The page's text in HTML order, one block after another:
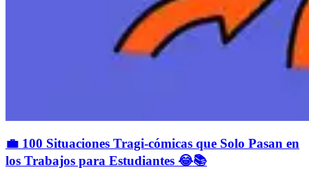
💼 100 Situaciones Tragi-cómicas que Solo Pasan en
los Trabajos para Estudiantes 😂📚